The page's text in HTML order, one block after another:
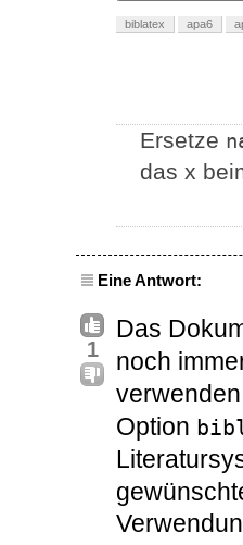
biblatex apa6
Ersetze
das x
Eine Antwort:
1
Das
noch
Option